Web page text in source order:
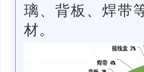
璃、背板、焊带
材。